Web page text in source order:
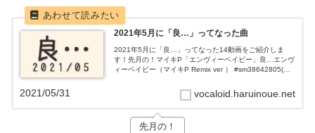
2021年5月に「良…」ってなった曲
2021年5月に「良…」ってなった14動画をご紹介しま
す！先月の！マイキP「エンヴィーベイビー」良…エンヴ
ィーベイビー（マイキP Remix ver ） #sm38642805(井
vocaloid.haruinoue.net
2021/05/31
先月の！